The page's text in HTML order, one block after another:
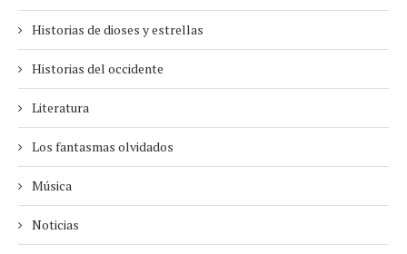
Historias de dioses y estrellas
Historias del occidente
Literatura
Los fantasmas olvidados
Música
Noticias